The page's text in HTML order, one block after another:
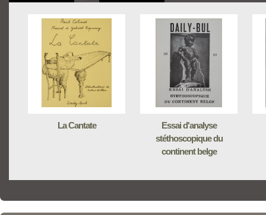
La Cantate
Essai d'analyse
stéthoscopique du
continent belge